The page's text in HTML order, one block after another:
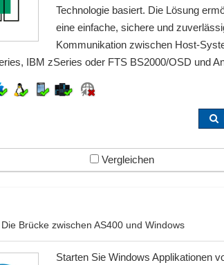
Technologie basiert. Die Lösung
eine einfache, sichere und
Kommunikation zwischen Host-
IBM zSeries oder FTS BS2000/OSD und
Vergleichen
Brücke zwischen AS400 und Windows
Starten Sie Windows Applikationen